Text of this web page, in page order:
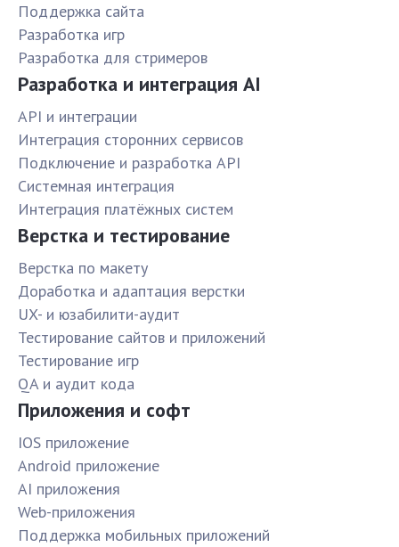
Поддержка сайта
Разработка игр
Разработка для стримеров
Разработка и интеграция AI
API и интеграции
Интеграция сторонних сервисов
Подключение и разработка API
Системная интеграция
Интеграция платёжных систем
Верстка и тестирование
Верстка по макету
Доработка и адаптация верстки
UX- и юзабилити-аудит
Тестирование сайтов и приложений
Тестирование игр
QA и аудит кода
Приложения и софт
IOS приложение
Android приложение
AI приложения
Web-приложения
Поддержка мобильных приложений